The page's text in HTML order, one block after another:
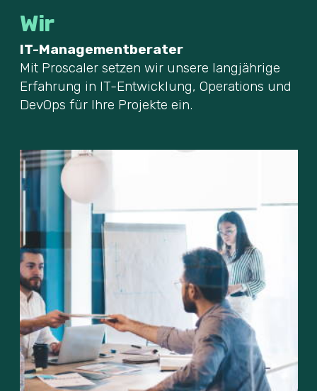
Wir
IT-Managementberater
Mit Proscaler setzen wir unsere langjährige
Erfahrung in IT-Entwicklung, Operations und
DevOps für Ihre Projekte ein.